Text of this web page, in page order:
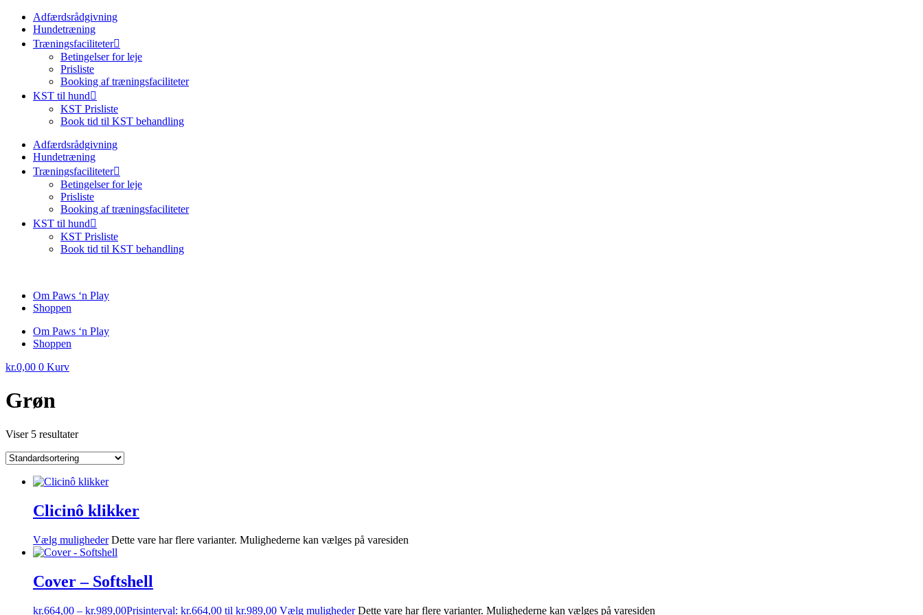
Adfærdsrådgivning
Hundetræning
Træningsfaciliteter
Betingelser for leje
Prisliste
Booking af træningsfaciliteter
KST til hund
KST Prisliste
Book tid til KST behandling
Adfærdsrådgivning
Hundetræning
Træningsfaciliteter
Betingelser for leje
Prisliste
Booking af træningsfaciliteter
KST til hund
KST Prisliste
Book tid til KST behandling
Om Paws ‘n Play
Shoppen
Om Paws ‘n Play
Shoppen
kr.0,00 0 Kurv
Grøn
Viser 5 resultater
Clicinô klikker
Vælg muligheder Dette vare har flere varianter. Mulighederne kan vælges på varesiden
Cover – Softshell
kr.664,00 – kr.989,00Prisinterval: kr.664,00 til kr.989,00 Vælg muligheder Dette vare har flere varianter. Mulighederne kan vælges på varesiden